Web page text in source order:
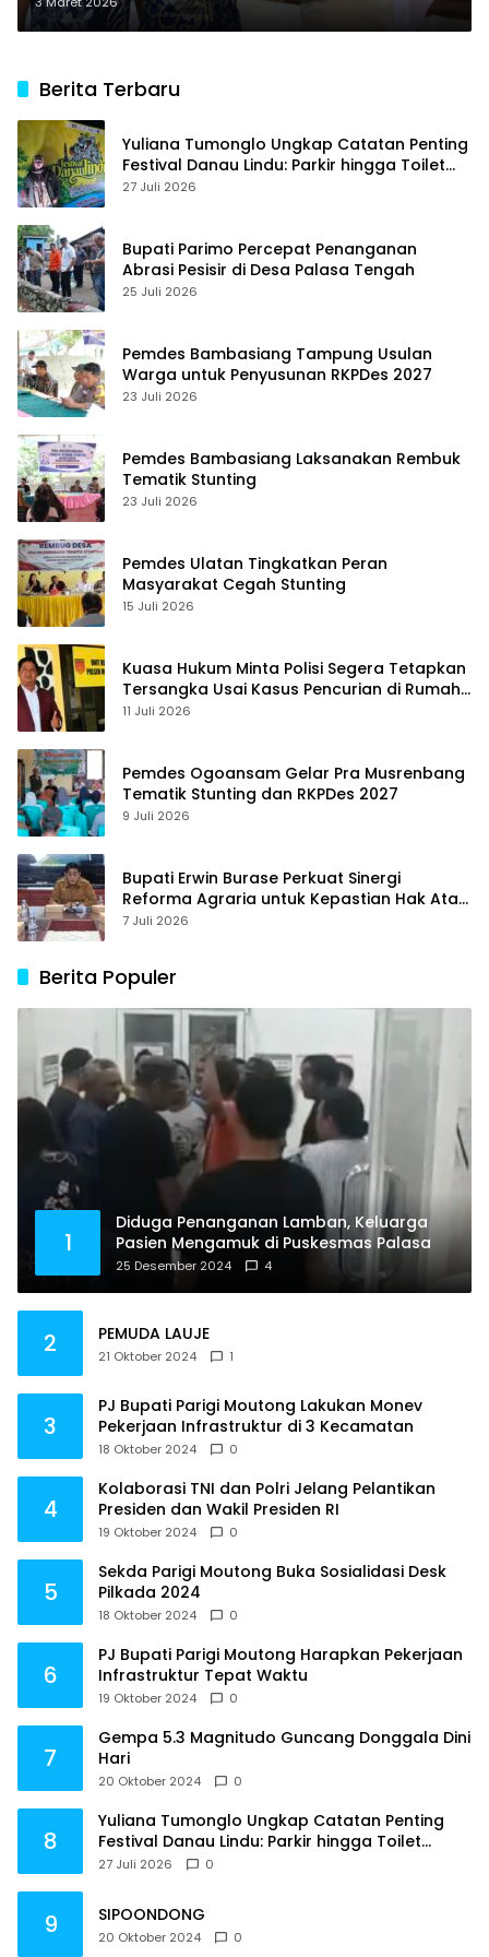
Transmigrasi di Parimo
Berita Terbaru
Yuliana Tumonglo Ungkap Catatan Penting
Festival Danau Lindu: Parkir hingga Toilet
Harus Jadi Prioritas
27 Juli 2026
Bupati Parimo Percepat Penanganan
Abrasi Pesisir di Desa Palasa Tengah
25 Juli 2026
Pemdes Bambasiang Tampung Usulan
Warga untuk Penyusunan RKPDes 2027
23 Juli 2026
Pemdes Bambasiang Laksanakan Rembuk
Tematik Stunting
23 Juli 2026
Pemdes Ulatan Tingkatkan Peran
Masyarakat Cegah Stunting
15 Juli 2026
Kuasa Hukum Minta Polisi Segera Tetapkan
Tersangka Usai Kasus Pencurian di Rumah
Anggota Dewan Bantul di Sigi Naik
11 Juli 2026
Pemdes Ogoansam Gelar Pra Musrenbang
Tematik Stunting dan RKPDes 2027
9 Juli 2026
Bupati Erwin Burase Perkuat Sinergi
Reforma Agraria untuk Kepastian Hak Atas
Tanah bagi Masyarakat
7 Juli 2026
Berita Populer
1
Diduga Penanganan Lamban, Keluarga
Pasien Mengamuk di Puskesmas Palasa
25 Desember 2024 4
2 PEMUDA LAUJE
21 Oktober 2024 1
3
PJ Bupati Parigi Moutong Lakukan Monev
Pekerjaan Infrastruktur di 3 Kecamatan
18 Oktober 2024 0
4
Kolaborasi TNI dan Polri Jelang Pelantikan
Presiden dan Wakil Presiden RI
19 Oktober 2024 0
5
Sekda Parigi Moutong Buka Sosialidasi Desk
Pilkada 2024
18 Oktober 2024 0
6
PJ Bupati Parigi Moutong Harapkan Pekerjaan
Infrastruktur Tepat Waktu
19 Oktober 2024 0
7
Gempa 5.3 Magnitudo Guncang Donggala Dini
Hari
20 Oktober 2024 0
8
Yuliana Tumonglo Ungkap Catatan Penting
Festival Danau Lindu: Parkir hingga Toilet
Harus Jadi Prioritas
27 Juli 2026 0
9 SIPOONDONG
20 Oktober 2024 0